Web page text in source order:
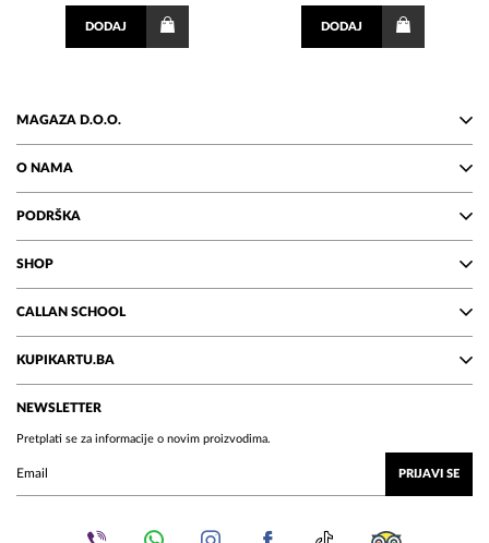
DODAJ DODAJ
MAGAZA D.O.O.
O NAMA
PODRŠKA
SHOP
CALLAN SCHOOL
KUPIKARTU.BA
NEWSLETTER
Pretplati se za informacije o novim proizvodima.
PRIJAVI SE